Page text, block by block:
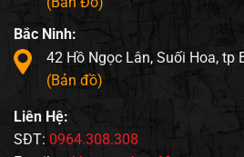
Bắc Ninh:
42 Hồ Ngọc Lân, Suối Hoa, tp
(Bản đồ)
Liên Hệ:
SĐT: 0964.308.308